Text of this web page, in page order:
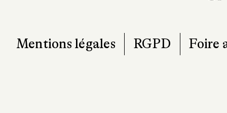
Mentions légales RGPD Foire